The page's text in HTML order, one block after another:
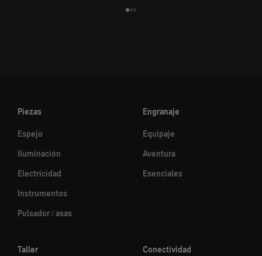
Piezas
Espejo
Iluminación
Electricidad
Instrumentos
Pulsador / asas
Engranaje
Equipaje
Aventura
Esenciales
Taller
Conectividad